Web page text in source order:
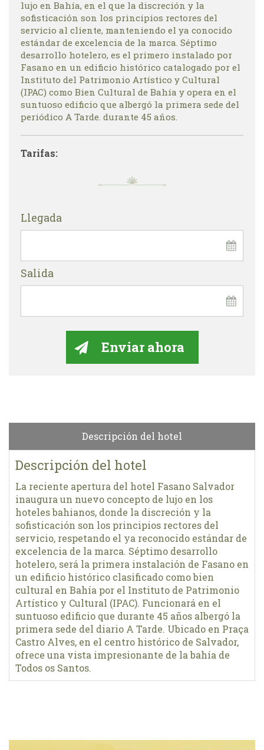
lujo en Bahía, en el que la discreción y la
sofisticación son los principios rectores del
servicio al cliente, manteniendo el ya conocido
estándar de excelencia de la marca. Séptimo
desarrollo hotelero, es el primero instalado por
Fasano en un edificio histórico catalogado por el
Instituto del Patrimonio Artístico y Cultural
(IPAC) como Bien Cultural de Bahía y opera en el
suntuoso edificio que albergó la primera sede del
periódico A Tarde. durante 45 años.
Tarifas:
Llegada
Salida
Descripción del hotel
Descripción del hotel
La reciente apertura del hotel Fasano Salvador
inaugura un nuevo concepto de lujo en los
hoteles bahianos, donde la discreción y la
sofisticación son los principios rectores del
servicio, respetando el ya reconocido estándar de
excelencia de la marca. Séptimo desarrollo
hotelero, será la primera instalación de Fasano en
un edificio histórico clasificado como bien
cultural en Bahía por el Instituto de Patrimonio
Artístico y Cultural (IPAC). Funcionará en el
suntuoso edificio que durante 45 años albergó la
primera sede del diario A Tarde. Ubicado en Praça
Castro Alves, en el centro histórico de Salvador,
ofrece una vista impresionante de la bahía de
Todos os Santos.